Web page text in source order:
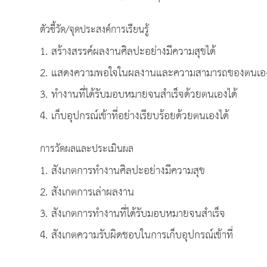
ตัวชี้วัด/จุดประสงค์การเรียนรู้
1. สร้างสรรค์ผลงานศิลปะอย่างมีความสุขได้
2. แสดงความพอใจในผลงานและความสามารถของตนเ
3. ทำงานที่ได้รับมอบหมายจนสำเร็จด้วยตนเองได้
4. เก็บอุปกรณ์เข้าที่อย่างเรียบร้อยด้วยตนเองได้
การวัดผลและประเมินผล
1. สังเกตการทำงานศิลปะอย่างมีความสุข
2. สังเกตการเล่าผลงาน
3. สังเกตการทำงานที่ได้รับมอบหมายจนสำเร็จ
4. สังเกตความรับผิดชอบในการเก็บอุปกรณ์เข้าที่